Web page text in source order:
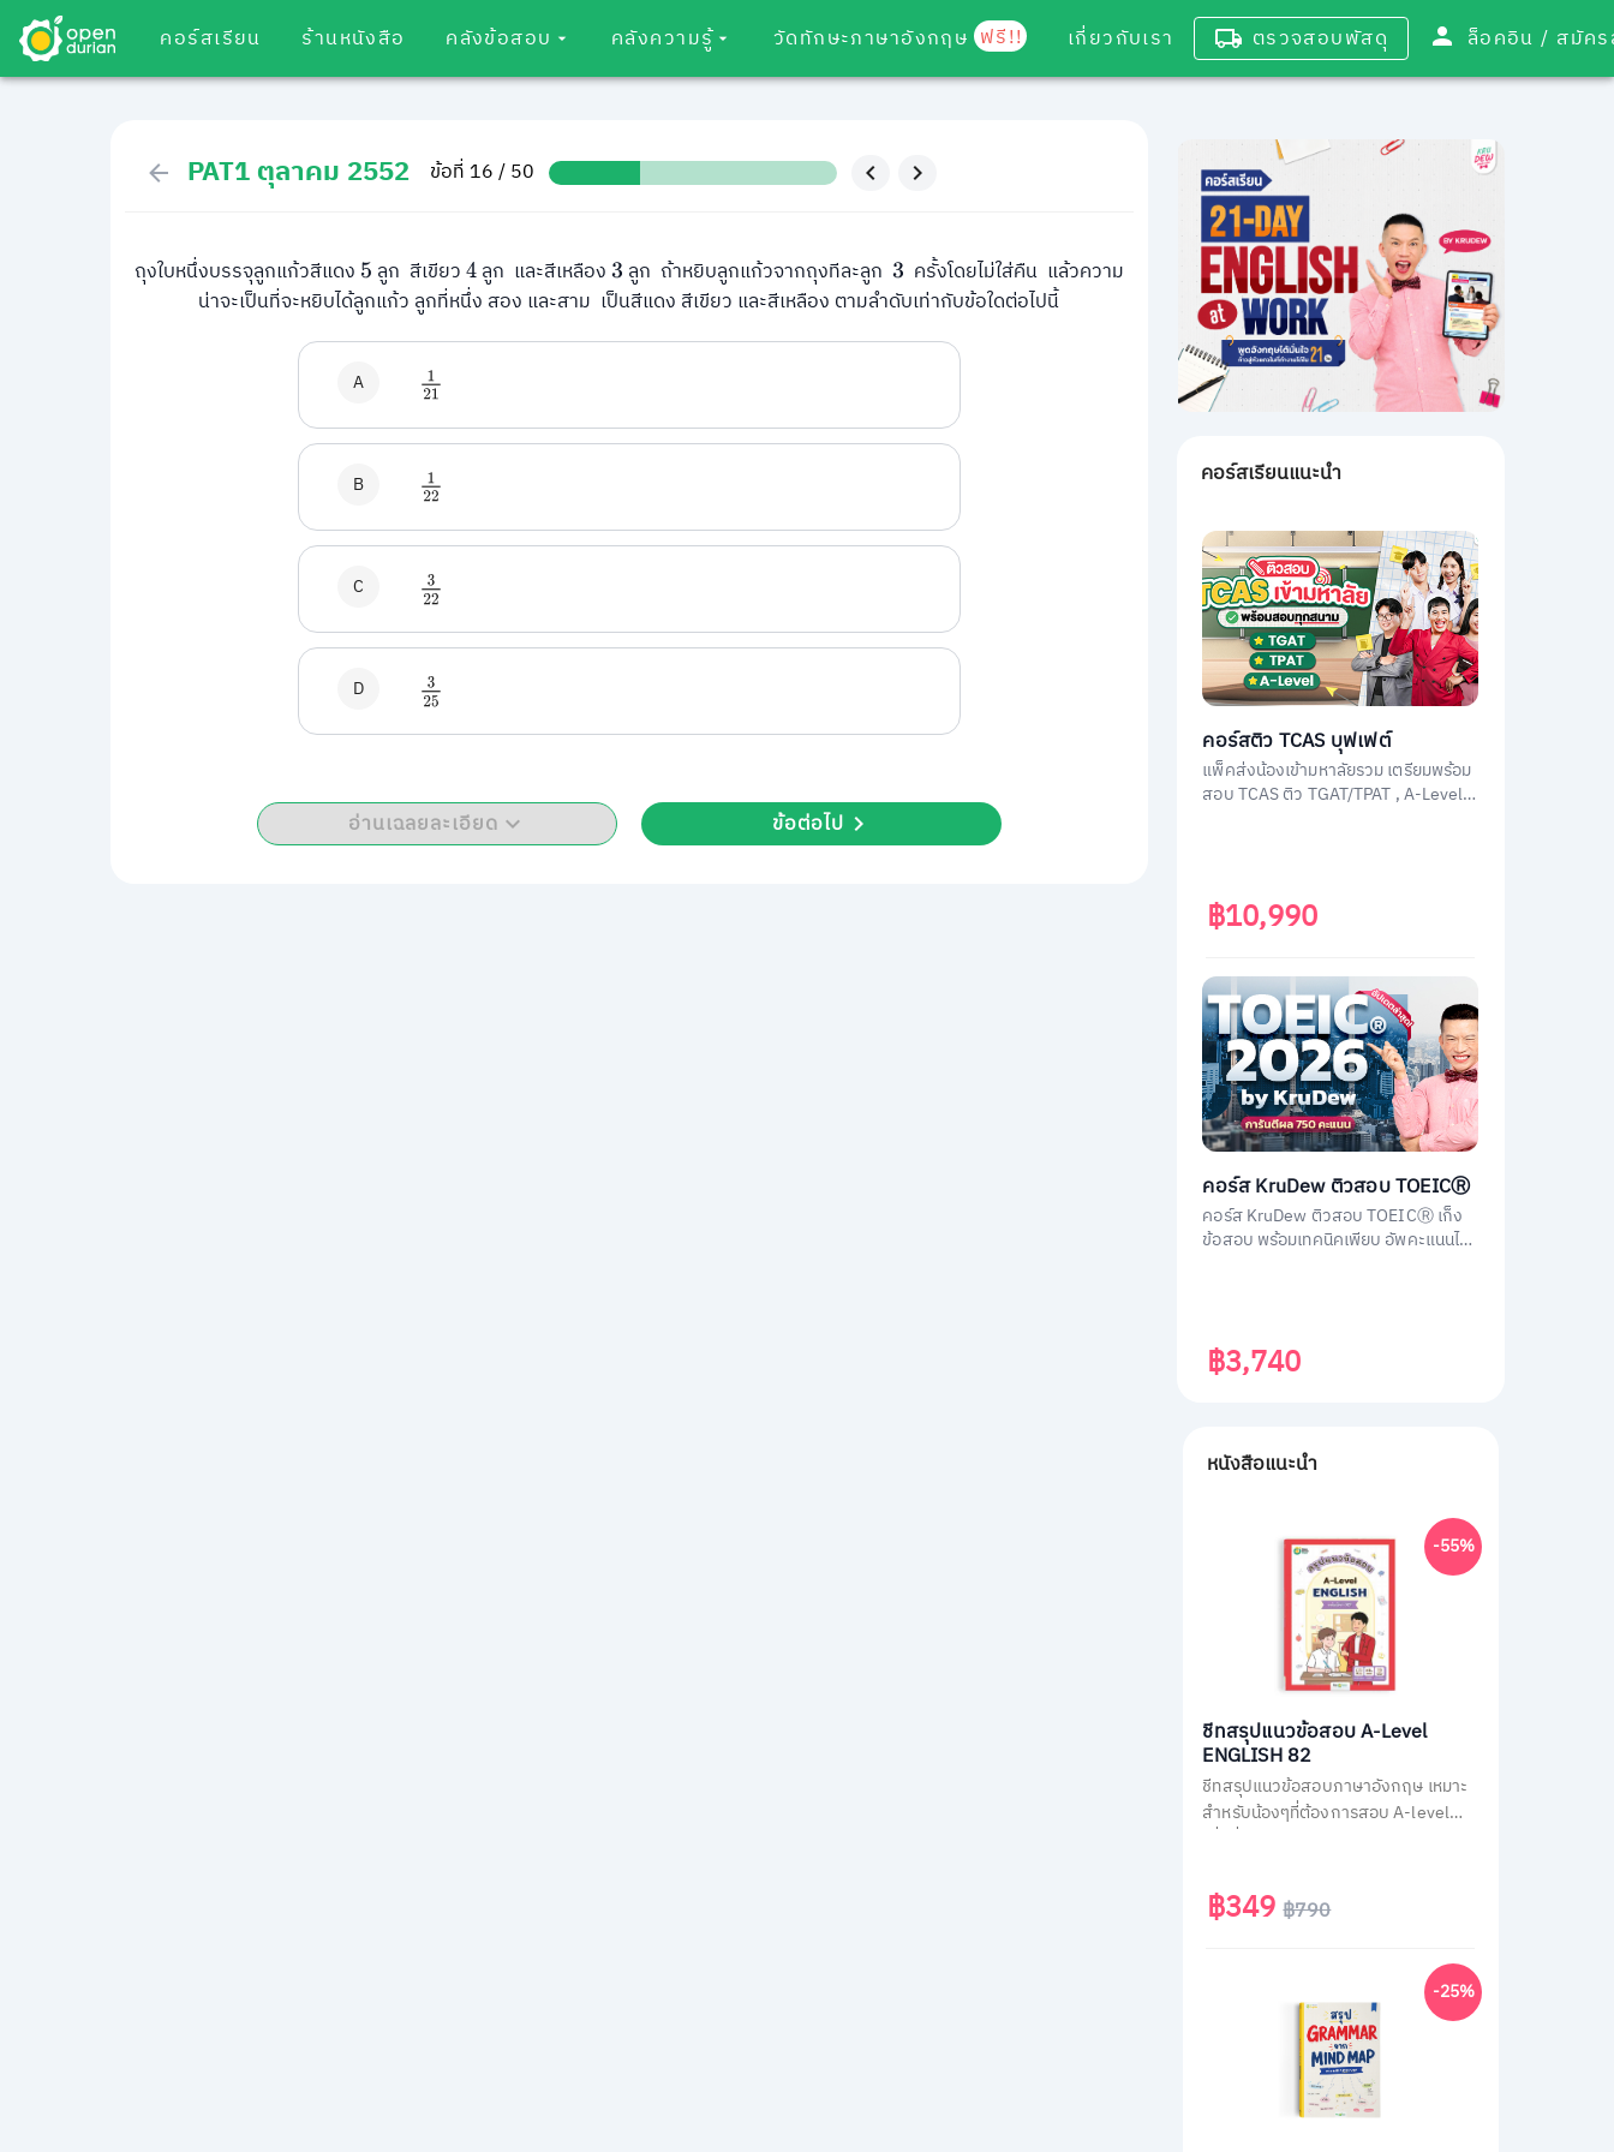
คอร์สเรียน ร้านหนังสือ คลังข้อสอบ คลังความรู้ วัดทักษะภาษาอังกฤษ ฟรี!! เกี่ยวกับเรา ตรวจสอบพัสดุ ล็อคอิน /
PAT1 ตุลาคม 2552 ข้อที่ 16 / 50
ถุงใบหนึ่งบรรจุลูกแก้วสีแดง 5 ลูก สีเขียว4ลูก และสีเหลือง3 ลูก ถ้าหยิบลูกแก้วจากถุงทีละลูก 3 ครั้งโดยไม่ใส่คืน แล้วความ
น่าจะเป็นที่จะหยิบได้ลูกแก้ว ลูกที่หนึ่ง สอง และสาม เป็นสีแดง สีเขียว และสีเหลือง ตามลำดับเท่ากับข้อใดต่อไปนี้
A 121
B 122
C 322
D 325
อ่านเฉลยละเอียด ข้อต่อไป
คอร์สเรียนแนะนำ
คอร์สติว TCAS บุฟเฟต์
แพ็คส่งน้องเข้ามหาลัยรวม เตรียมพร้อม
สอบ TCAS ติว TGAT/TPAT , A-Level
฿10,990
คอร์ส KruDew ติวสอบ TOEICⓇ
คอร์ส KruDew ติวสอบ TOEICⓇ เก็ง
ข้อสอบ พร้อมเทคนิคเพียบ อัพคะแนนได้
฿3,740
หนังสือแนะนำ
ชีทสรุปแนวข้อสอบ A-Level
ENGLISH 82
ชีทสรุปแนวข้อสอบภาษาอังกฤษ เหมาะ
สำหรับน้องๆที่ต้องการสอบ A-level
ฐานก็เข้าใจเองได้ง่ายๆ ใน 30 วัน
-55%
฿349฿790
-25%